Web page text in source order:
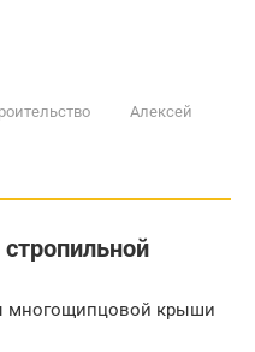
Алексей
стропильной
многощипцовой крыши